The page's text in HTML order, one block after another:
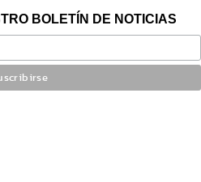
BOLETÍN DE NOTICIAS